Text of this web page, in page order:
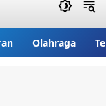
Olahraga